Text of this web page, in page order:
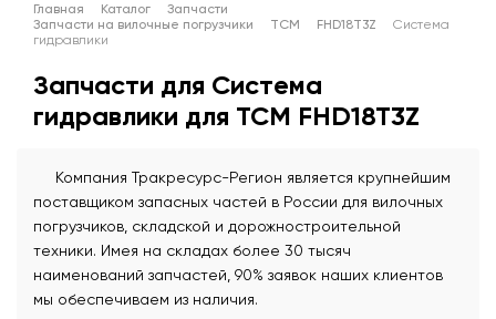
Главная Каталог
Запчасти
Запчасти на вилочные погрузчики
TCM FHD18T3Z
Система
гидравлики
Запчасти для Система
гидравлики для TCM FHD18T3Z
Компания Тракресурс-Регион является крупнейшим
поставщиком запасных частей в России для вилочных
погрузчиков, складской и дорожностроительной
техники. Имея на складах более 30 тысяч
наименований запчастей, 90% заявок наших клиентов
мы обеспечиваем из наличия.